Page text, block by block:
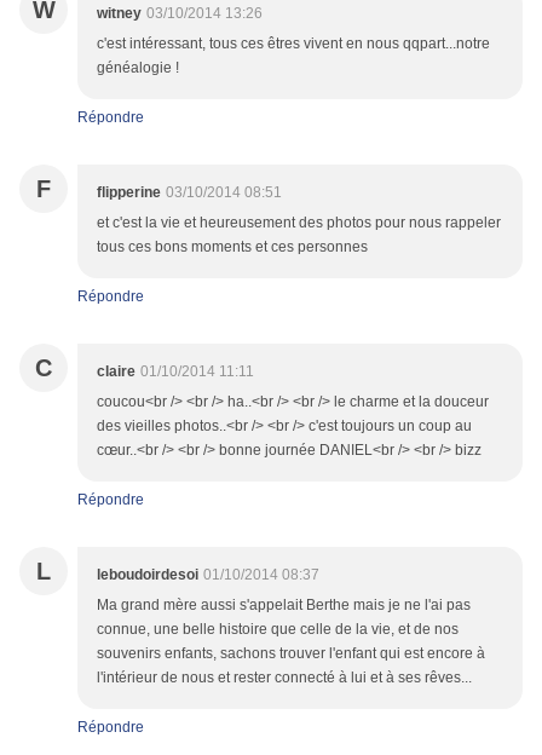
W witney 03/10/2014 13:26
c'est intéressant, tous ces êtres vivent en nous qqpart...notre
généalogie !
Répondre
F flipperine 03/10/2014 08:51
et c'est la vie et heureusement des photos pour nous rappeler
tous ces bons moments et ces personnes
Répondre
C claire 01/10/2014 11:11
coucou<br /> <br /> ha..<br /> <br /> le charme et la douceur
des vieilles photos..<br /> <br /> c'est toujours un coup au
cœur..<br /> <br /> bonne journée DANIEL<br /> <br /> bizz
Répondre
L leboudoirdesoi 01/10/2014 08:37
Ma grand mère aussi s'appelait Berthe mais je ne l'ai pas
connue, une belle histoire que celle de la vie, et de nos
souvenirs enfants, sachons trouver l'enfant qui est encore à
l'intérieur de nous et rester connecté à lui et à ses rêves...
Répondre